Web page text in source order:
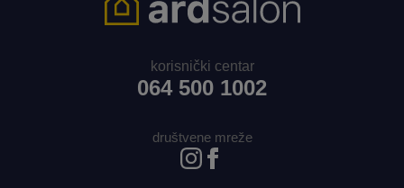
korisnički centar
064 500 1002
društvene mreže